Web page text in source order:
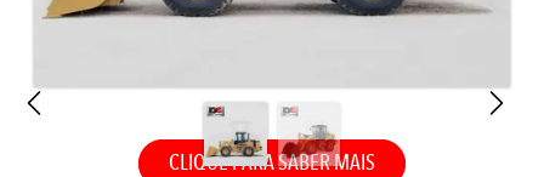
CLIQUE PARA SABER MAIS